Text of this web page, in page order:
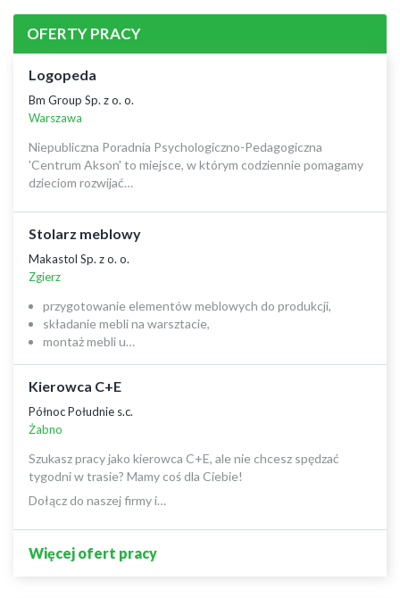
OFERTY PRACY
Logopeda
Bm Group Sp. z o. o.
Warszawa
Niepubliczna Poradnia Psychologiczno-Pedagogiczna
'Centrum Akson' to miejsce, w którym codziennie pomagamy
dzieciom rozwijać…
Stolarz meblowy
Makastol Sp. z o. o.
Zgierz
przygotowanie elementów meblowych do produkcji,
składanie mebli na warsztacie,
montaż mebli u…
Kierowca C+E
Północ Południe s.c.
Żabno
Szukasz pracy jako kierowca C+E, ale nie chcesz spędzać
tygodni w trasie? Mamy coś dla Ciebie!
Dołącz do naszej firmy i…
Więcej ofert pracy